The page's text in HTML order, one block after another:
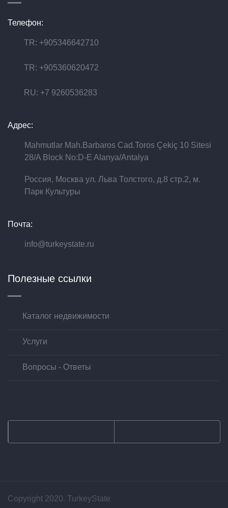
Телефон:
TR: +905346642710
TR: +905360620472
RU: +7 9260536283
Адрес:
Mahmutlar Mah.Barbaros Cad.Toros Çekiç 10 Sitesi
28/A Block No:D-E Alanya/Antalya
Россия, Москва ул. Льва Толстого, д.8 стр.2, м.
Парк Культуры
Почта:
info@turkeystate.ru
Полезные ссылки
Каталог недвижимости
Услуги
Вопросы - Ответы
Copyright 2020. TurkeyState